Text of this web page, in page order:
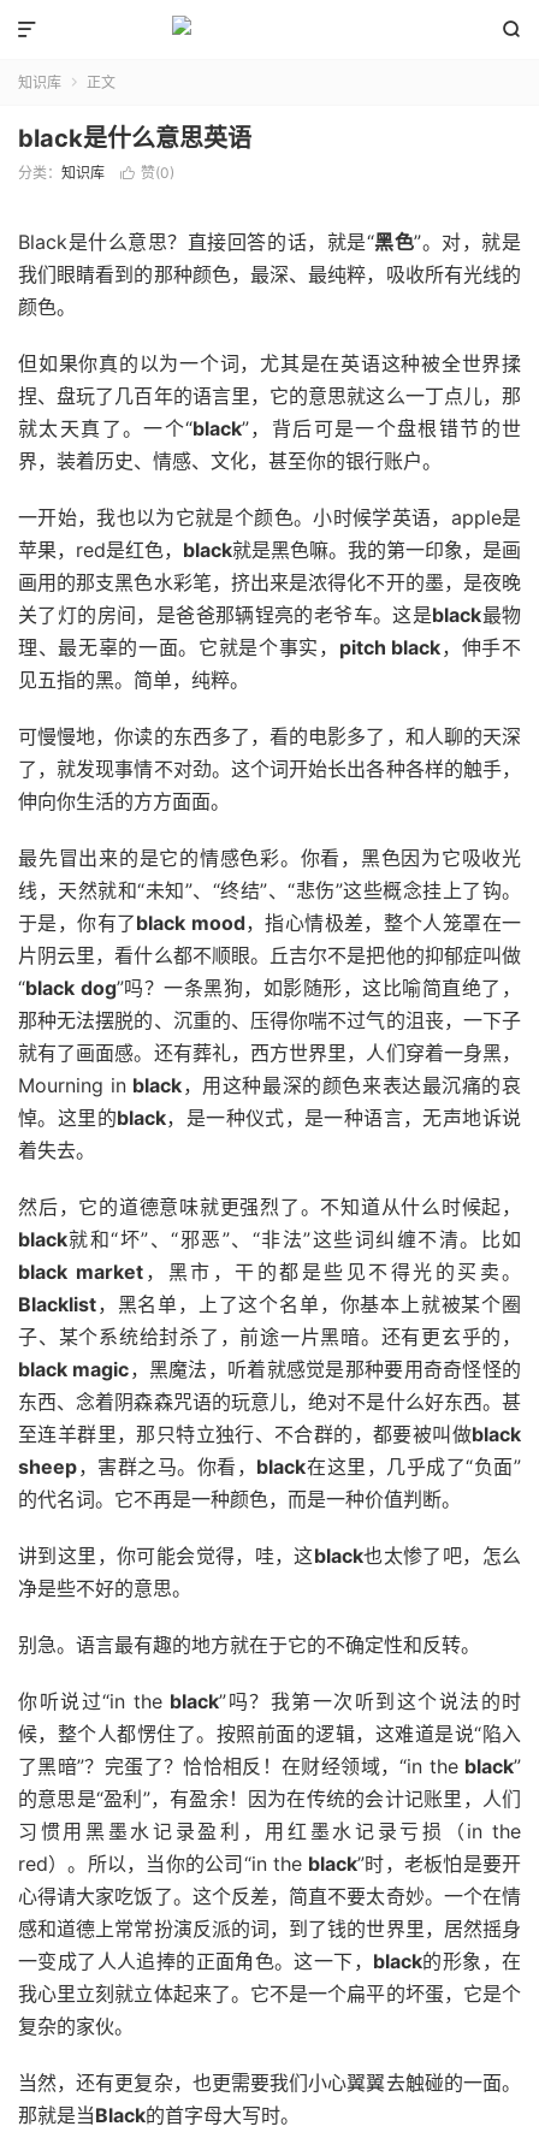


知识库  正文
black是什么意思英语
分类： 知识库  赞(0)
Black是什么意思？直接回答的话，就是“黑色”。对，就是
我们眼睛看到的那种颜色，最深、最纯粹，吸收所有光线的
颜色。
但如果你真的以为一个词，尤其是在英语这种被全世界揉
捏、盘玩了几百年的语言里，它的意思就这么一丁点儿，那
就太天真了。一个“black”，背后可是一个盘根错节的世
界，装着历史、情感、文化，甚至你的银行账户。
一开始，我也以为它就是个颜色。小时候学英语，apple是
苹果，red是红色， black就是黑色嘛。我的第一印象，是画
画用的那支黑色水彩笔，挤出来是浓得化不开的墨，是夜晚
关了灯的房间，是爸爸那辆锃亮的老爷车。这是black最物
理、最无辜的一面。它就是个事实， pitch black，伸手不
见五指的黑。简单，纯粹。
可慢慢地，你读的东西多了，看的电影多了，和人聊的天深
了，就发现事情不对劲。这个词开始长出各种各样的触手，
伸向你生活的方方面面。
最先冒出来的是它的情感色彩。你看，黑色因为它吸收光
线，天然就和“未知”、“终结”、“悲伤”这些概念挂上了钩。
于是，你有了black mood，指心情极差，整个人笼罩在一
片阴云里，看什么都不顺眼。丘吉尔不是把他的抑郁症叫做
“black dog”吗？一条黑狗，如影随形，这比喻简直绝了，
那种无法摆脱的、沉重的、压得你喘不过气的沮丧，一下子
就有了画面感。还有葬礼，西方世界里，人们穿着一身黑，
Mourning in black，用这种最深的颜色来表达最沉痛的哀
悼。这里的black，是一种仪式，是一种语言，无声地诉说
着失去。
然后，它的道德意味就更强烈了。不知道从什么时候起，
black就和“坏”、“邪恶”、“非法”这些词纠缠不清。比如
black market，黑市，干的都是些见不得光的买卖。
Blacklist，黑名单，上了这个名单，你基本上就被某个圈
子、某个系统给封杀了，前途一片黑暗。还有更玄乎的，
black magic，黑魔法，听着就感觉是那种要用奇奇怪怪的
东西、念着阴森森咒语的玩意儿，绝对不是什么好东西。甚
至连羊群里，那只特立独行、不合群的，都要被叫做black
sheep，害群之马。你看， black在这里，几乎成了“负面”
的代名词。它不再是一种颜色，而是一种价值判断。
讲到这里，你可能会觉得，哇，这black也太惨了吧，怎么
净是些不好的意思。
别急。语言最有趣的地方就在于它的不确定性和反转。
你听说过“in the black”吗？我第一次听到这个说法的时
候，整个人都愣住了。按照前面的逻辑，这难道是说“陷入
了黑暗”？完蛋了？恰恰相反！在财经领域，“in the black”
的意思是“盈利”，有盈余！因为在传统的会计记账里，人们
习惯用黑墨水记录盈利，用红墨水记录亏损（in the
red）。所以，当你的公司“in the black”时，老板怕是要开
心得请大家吃饭了。这个反差，简直不要太奇妙。一个在情
感和道德上常常扮演反派的词，到了钱的世界里，居然摇身
一变成了人人追捧的正面角色。这一下， black的形象，在
我心里立刻就立体起来了。它不是一个扁平的坏蛋，它是个
复杂的家伙。
当然，还有更复杂，也更需要我们小心翼翼去触碰的一面。
那就是当Black的首字母大写时。